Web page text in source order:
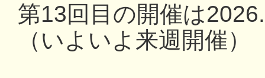
第13回目の開催は
（いよいよ来週開催）